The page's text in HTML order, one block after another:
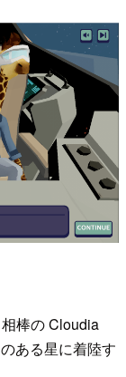
棒の Cloudia
ある星に着陸す